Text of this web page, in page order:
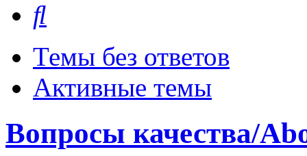
Темы без ответов
Активные темы
Вопросы качества/